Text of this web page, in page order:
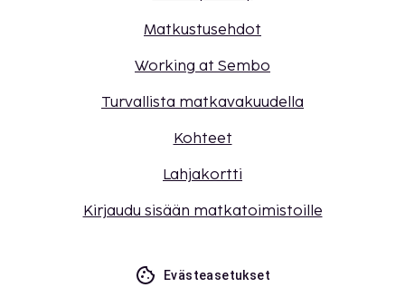
Matkustusehdot
Working at Sembo
Turvallista matkavakuudella
Kohteet
Lahjakortti
Kirjaudu sisään matkatoimistoille
Evästeasetukset